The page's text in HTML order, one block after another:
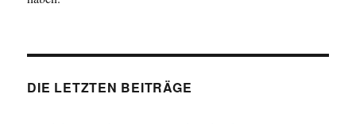
DIE LETZTEN BEITRÄGE